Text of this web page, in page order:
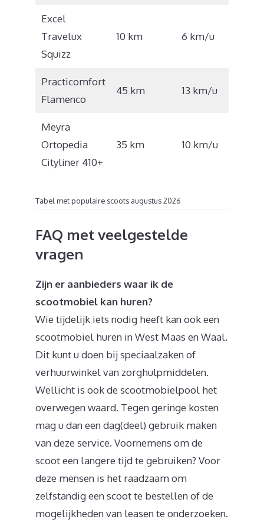
Excel
Travelux
Squizz
10 km 6 km/u
Practicomfort
Flamenco
45 km 13 km/u
Meyra
Ortopedia
Cityliner 410+
35 km 10 km/u
Tabel met populaire scoots augustus 2026
FAQ met veelgestelde
vragen
Zijn er aanbieders waar ik de
scootmobiel kan huren?
Wie tijdelijk iets nodig heeft kan ook een
scootmobiel huren in West Maas en Waal.
Dit kunt u doen bij speciaalzaken of
verhuurwinkel van zorghulpmiddelen.
Wellicht is ook de scootmobielpool het
overwegen waard. Tegen geringe kosten
mag u dan een dag(deel) gebruik maken
van deze service. Voornemens om de
scoot een langere tijd te gebruiken? Voor
deze mensen is het raadzaam om
zelfstandig een scoot te bestellen of de
mogelijkheden van leasen te onderzoeken.